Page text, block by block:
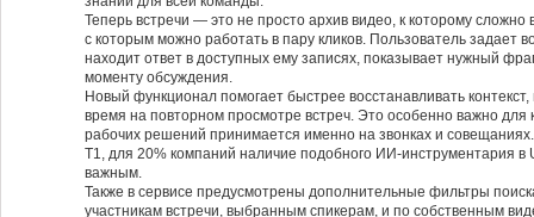
Теперь встречи — это не просто архив видео, к которому
с которым можно работать в пару кликов. Пользователь задает
находит ответ в доступных ему записях, показывает нужный
моменту обсуждения.
Новый функционал помогает быстрее восстанавливать
время на повторном просмотре встреч. Это особенно важно для
рабочих решений принимается именно на звонках и
Т1, для 20% компаний наличие подобного ИИ-инструментария в
важным.
Также в сервисе предусмотрены дополнительные фильтры
участникам встречи, выбранным спикерам, и по собственным